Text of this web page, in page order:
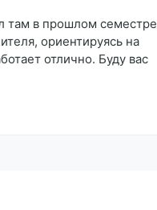
там в прошлом семестре
ориентируясь на
отлично. Буду вас